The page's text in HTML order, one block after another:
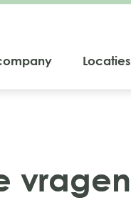
Locaties
vragen